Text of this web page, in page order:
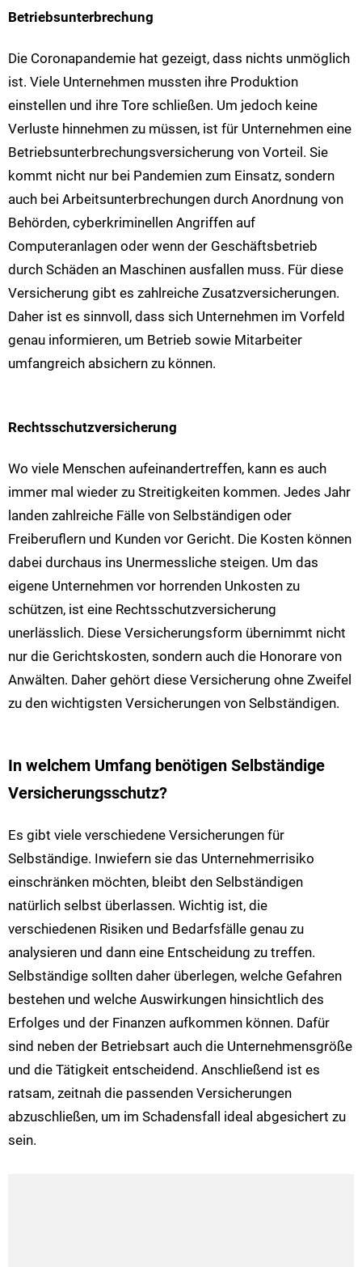
Betriebsunterbrechung
Die Coronapandemie hat gezeigt, dass nichts unmöglich
ist. Viele Unternehmen mussten ihre Produktion
einstellen und ihre Tore schließen. Um jedoch keine
Verluste hinnehmen zu müssen, ist für Unternehmen eine
Betriebsunterbrechungsversicherung von Vorteil. Sie
kommt nicht nur bei Pandemien zum Einsatz, sondern
auch bei Arbeitsunterbrechungen durch Anordnung von
Behörden, cyberkriminellen Angriffen auf
Computeranlagen oder wenn der Geschäftsbetrieb
durch Schäden an Maschinen ausfallen muss. Für diese
Versicherung gibt es zahlreiche Zusatzversicherungen.
Daher ist es sinnvoll, dass sich Unternehmen im Vorfeld
genau informieren, um Betrieb sowie Mitarbeiter
umfangreich absichern zu können.
Rechtsschutzversicherung
Wo viele Menschen aufeinandertreffen, kann es auch
immer mal wieder zu Streitigkeiten kommen. Jedes Jahr
landen zahlreiche Fälle von Selbständigen oder
Freiberuflern und Kunden vor Gericht. Die Kosten können
dabei durchaus ins Unermessliche steigen. Um das
eigene Unternehmen vor horrenden Unkosten zu
schützen, ist eine Rechtsschutzversicherung
unerlässlich. Diese Versicherungsform übernimmt nicht
nur die Gerichtskosten, sondern auch die Honorare von
Anwälten. Daher gehört diese Versicherung ohne Zweifel
zu den wichtigsten Versicherungen von Selbständigen.
In welchem Umfang benötigen Selbständige
Versicherungsschutz?
Es gibt viele verschiedene Versicherungen für
Selbständige. Inwiefern sie das Unternehmerrisiko
einschränken möchten, bleibt den Selbständigen
natürlich selbst überlassen. Wichtig ist, die
verschiedenen Risiken und Bedarfsfälle genau zu
analysieren und dann eine Entscheidung zu treffen.
Selbständige sollten daher überlegen, welche Gefahren
bestehen und welche Auswirkungen hinsichtlich des
Erfolges und der Finanzen aufkommen können. Dafür
sind neben der Betriebsart auch die Unternehmensgröße
und die Tätigkeit entscheidend. Anschließend ist es
ratsam, zeitnah die passenden Versicherungen
abzuschließen, um im Schadensfall ideal abgesichert zu
sein.